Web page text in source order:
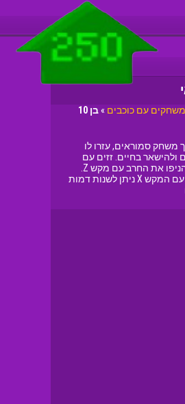
משחקים עם כוכבים »
בן 10
בתוך משחק סמוראים, עזרו לו
ולהישאר בחיים. זזים עם
שלחו כוכב מגן עם המקש X ניתן לשנות דמות